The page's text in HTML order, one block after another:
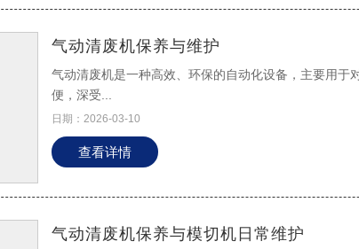
气动清废机保养与维护
气动清废机是一种高效、环保的自动化设备，主要用
便，深受...
日期：2026-03-10
查看详情
气动清废机保养与模切机日常维护